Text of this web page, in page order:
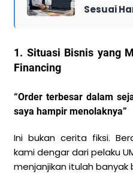
Sesuai
1. Situasi Bisnis yang
Financing
“Order terbesar dalam
saya hampir menolaknya”
Ini bukan cerita fiksi.
kami dengar dari pelaku
menjanjikan itulah banyak